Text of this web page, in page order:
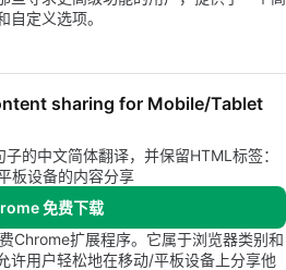
定义选项。
sharing for Mobile/Tablet
的中文简体翻译，并保留HTML标签：
板设备的内容分享
免费下载
Chrome扩展程序。它属于浏览器类别和
许用户轻松地在移动/平板设备上分享他